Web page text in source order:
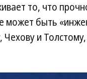
то, что
может быть
и